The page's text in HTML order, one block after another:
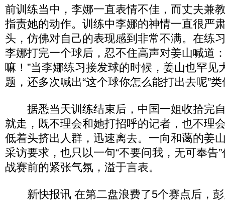
前训练当中，李娜一直表情不佳，而丈夫兼
指责她的动作。训练中李娜的神情一直很严
头，仿佛对自己的表现感到非常不满。在练
李娜打完一个球后，忍不住高声对姜山喊道
嘛！”当李娜练习接发球的时候，姜山也罕见
题，还多次喊出“这个球你怎么能打出去呢”
据悉当天训练结束后，中国一姐收拾完
就走，既不理会和她打招呼的记者，也不理
低着头挤出人群，迅速离去。一向和蔼的姜
采访要求，也只以一句“不要问我，无可奉
战赛前的紧张气氛，溢于言表。
新快报讯 在第二盘浪费了5个赛点后，彭